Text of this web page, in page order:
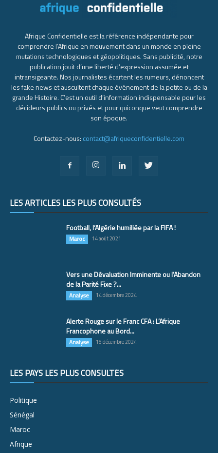
Afrique Confidentielle est la référence indépendante pour
comprendre l’Afrique en mouvement dans un monde en pleine
mutations technologiques et géopolitiques. Sans publicité, notre
publication jouit d’une liberté d’expression assumée et
intransigeante. Nos journalistes écartent les rumeurs, dénoncent
les fake news et auscultent chaque événement de la petite ou de la
grande Histoire. C’est un outil d’information indispensable pour les
décideurs publics ou privés et pour quiconque veut comprendre
son époque.
Contactez-nous: contact@afriqueconfidentielle.com
LES ARTICLES LES PLUS CONSULTÉS
Football, l’Algérie humiliée par la FIFA !
Maroc 14 août 2021
Vers une Dévaluation Imminente ou l’Abandon
de la Parité Fixe ?...
Analyse 14 décembre 2024
Alerte Rouge sur le Franc CFA : L’Afrique
Francophone au Bord...
Analyse 15 décembre 2024
LES PAYS LES PLUS CONSULTÉS
Politique
Sénégal
Maroc
Afrique